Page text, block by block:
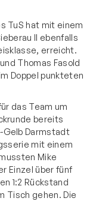
TuS hat mit einem
II ebenfalls
erreicht.
Thomas Fasold
Doppel punkteten
das Team um
bereits
Gelb Darmstadt
mit einem
Mike
Einzel über fünf
1:2 Rückstand
Tisch gehen. Die